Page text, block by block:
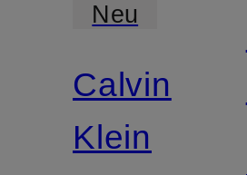
Neu
Calvin
Klein